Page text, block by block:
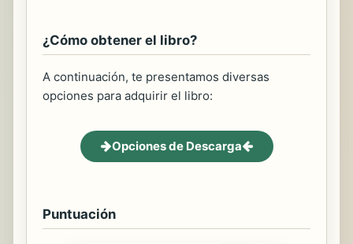
¿Cómo obtener el libro?
A continuación, te presentamos diversas
opciones para adquirir el libro:
Opciones de Descarga
Puntuación